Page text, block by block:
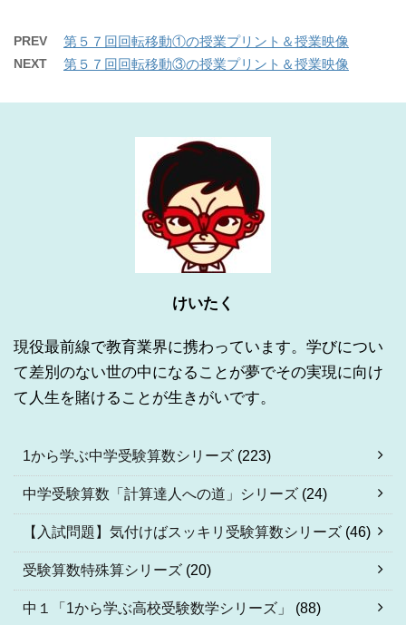
PREV 第５７回回転移動①の授業プリント＆授業映像
NEXT 第５７回回転移動③の授業プリント＆授業映像
けいたく
現役最前線で教育業界に携わっています。学びについ
て差別のない世の中になることが夢でその実現に向け
て人生を賭けることが生きがいです。
1から学ぶ中学受験算数シリーズ (223)
中学受験算数「計算達人への道」シリーズ (24)
【入試問題】気付けばスッキリ受験算数シリーズ (46)
受験算数特殊算シリーズ (20)
中１「1から学ぶ高校受験数学シリーズ」 (88)